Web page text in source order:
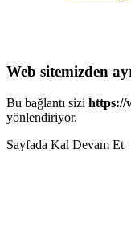
Web sitemizden
Bu bağlantı sizi https://
yönlendiriyor.
Sayfada Kal Devam Et